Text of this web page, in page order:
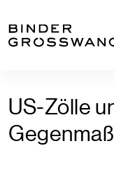
US-Zölle